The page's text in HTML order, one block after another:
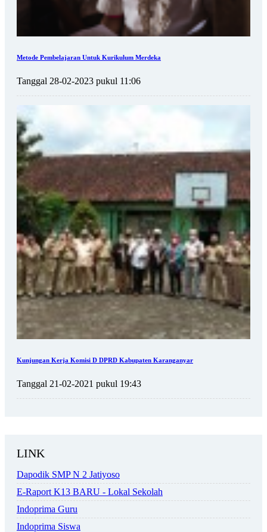
Metode Pembelajaran Untuk Kurikulum Merdeka
Tanggal 28-02-2023 pukul 11:06
Kunjungan Kerja Komisi D DPRD Kabupaten Karanganyar
Tanggal 21-02-2021 pukul 19:43
LINK
Dapodik SMP N 2 Jatiyoso
E-Raport K13 BARU - Lokal Sekolah
Indoprima Guru
Indoprima Siswa